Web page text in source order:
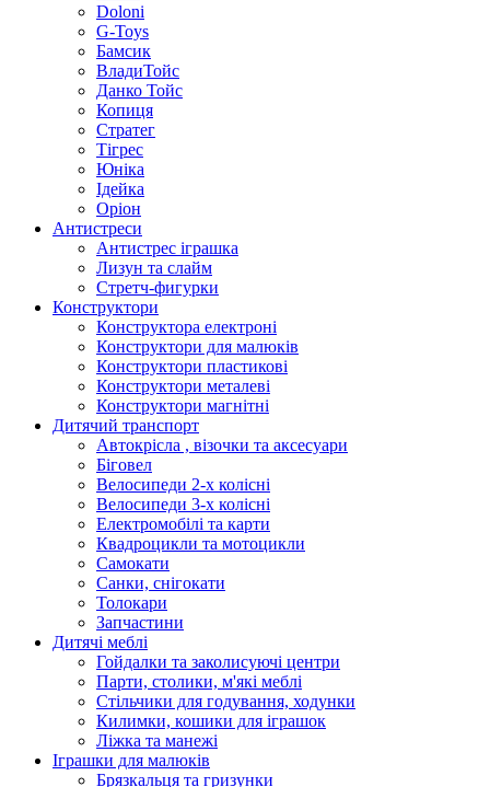
Doloni
G-Toys
Бамсик
ВладиТойс
Данко Тойс
Копиця
Стратег
Тігрес
Юніка
Ідейка
Оріон
Антистреси
Антистрес іграшка
Лизун та слайм
Стретч-фигурки
Конструктори
Конструктора електроні
Конструктори для малюків
Конструктори пластикові
Конструктори металеві
Конструктори магнітні
Дитячий транспорт
Автокрісла , візочки та аксесуари
Біговел
Велосипеди 2-х колісні
Велосипеди 3-х колісні
Електромобілі та карти
Квадроцикли та мотоцикли
Самокати
Санки, снігокати
Толокари
Запчастини
Дитячі меблі
Гойдалки та заколисуючі центри
Парти, столики, м'які меблі
Стільчики для годування, ходунки
Килимки, кошики для іграшок
Ліжка та манежі
Іграшки для малюків
Брязкальця та гризунки